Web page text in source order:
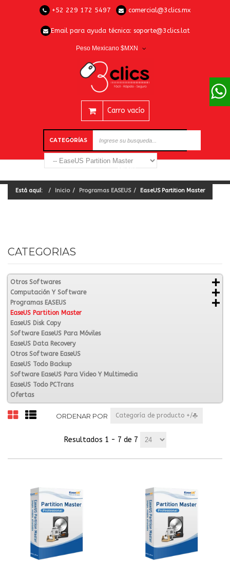
+52 229 172 5497 comercial@3clics.mx
Email para ayuda técnica: soporte@3clics.lat
Peso Mexicano $MXN
Carro vacío
CATEGORÍAS
Está aquí: Inicio Programas EASEUS EaseUS Partition Master
CATEGORIAS
Otros Softwares
Computación Y Software
Programas EASEUS
EaseUS Partition Master
EaseUS Disk Copy
Software EaseUS Para Móviles
EaseUS Data Recovery
Otros Software EaseUS
EaseUS Todo Backup
Software EaseUS Para Video Y Multimedia
EaseUS Todo PCTrans
Ofertas
ORDENAR POR Categoría de producto +/-
Resultados 1 - 7 de 7